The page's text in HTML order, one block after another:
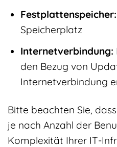
Festplattenspeicher:
Speicherplatz
Internetverbindung:
den Bezug von
Internetverbindung
Bitte beachten Sie,
je nach Anzahl der
Komplexität Ihrer IT-